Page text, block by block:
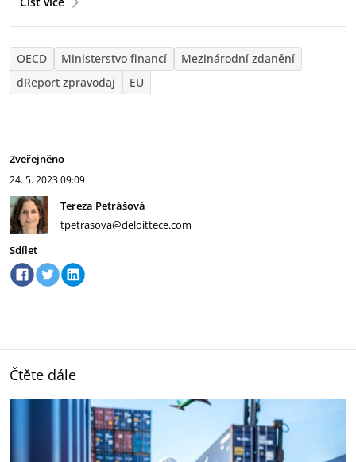
OECD Ministerstvo financí
Mezinárodní zdanění
dReport zpravodaj
EU
Zveřejněno
24. 5. 202309:09
Tereza Petrášová
tpetrasova@deloittece.com
Sdílet
Čtěte dále